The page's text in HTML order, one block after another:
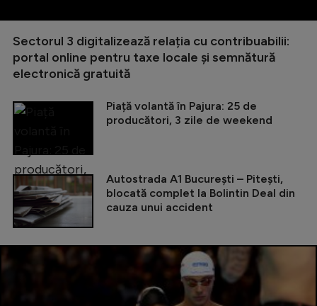
Sectorul 3 digitalizează relația cu contribuabilii:
portal online pentru taxe locale și semnătură
electronică gratuită
Piață volantă în Pajura: 25 de
producători, 3 zile de weekend
Autostrada A1 București – Pitești,
blocată complet la Bolintin Deal din
cauza unui accident